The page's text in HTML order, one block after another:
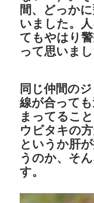
間、どっか
いました。
てもやはり
って思いまし
同じ仲間の
線が合って
まってるこ
ウビタキの
というか肝
うのか、そ
す。